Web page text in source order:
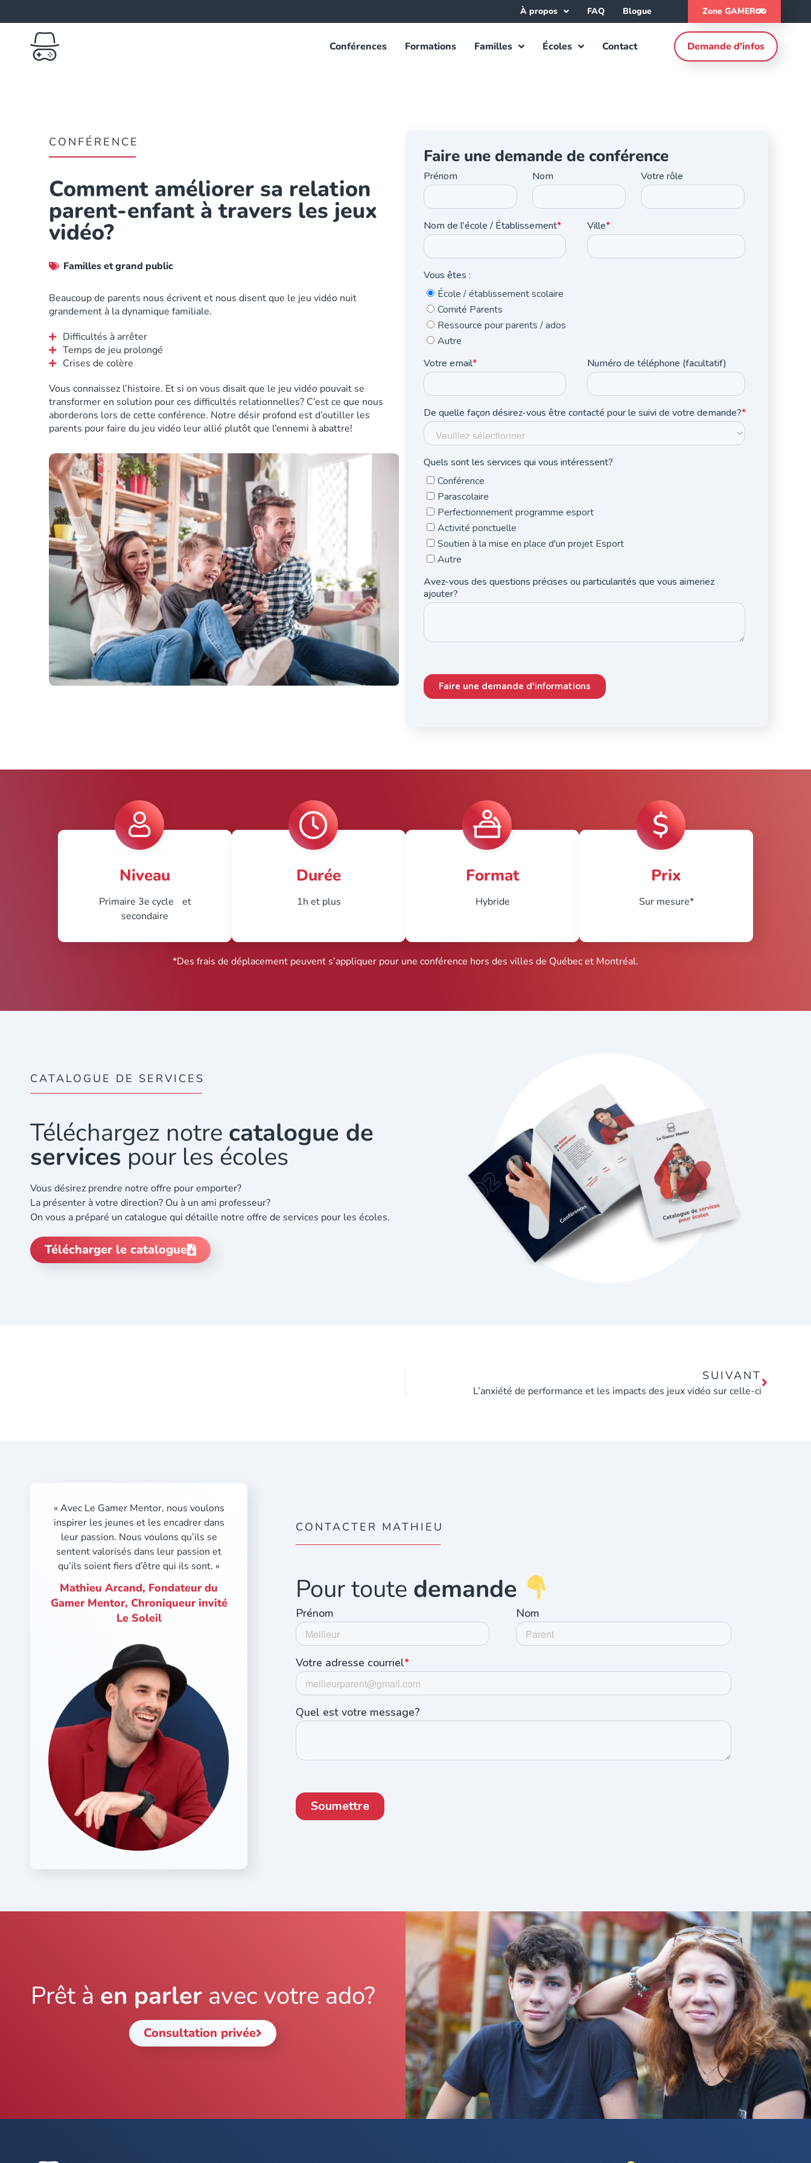
À propos FAQ Blogue Zone GAMER
Conférences Formations Familles Écoles Contact Demande d'infos
CONFÉRENCE
Comment améliorer sa relation
parent-enfant à travers les jeux
vidéo?
Familles et grand public
Beaucoup de parents nous écrivent et nous disent que le jeu vidéo nuit
grandement à la dynamique familiale.
Difficultés à arrêter
Temps de jeu prolongé
Crises de colère
Vous connaissez l’histoire. Et si on vous disait que le jeu vidéo pouvait se
transformer en solution pour ces difficultés relationnelles? C’est ce que nous
aborderons lors de cette conférence. Notre désir profond est d’outiller les
parents pour faire du jeu vidéo leur allié plutôt que l’ennemi à abattre!
Faire une demande de conférence
Niveau
Primaire 3e cycle et
secondaire
Durée
1h et plus
Format
Hybride
Prix
Sur mesure*
*Des frais de déplacement peuvent s’appliquer pour une conférence hors des villes de Québec et Montréal.
CATALOGUE DE SERVICES
Téléchargez notre catalogue de
services pour les écoles
Vous désirez prendre notre offre pour emporter?
La présenter à votre direction? Ou à un ami professeur?
On vous a préparé un catalogue qui détaille notre offre de services pour les écoles.
Télécharger le catalogue
SUIVANT
L’anxiété de performance et les impacts des jeux vidéo sur celle-ci
« Avec Le Gamer Mentor, nous voulons
inspirer les jeunes et les encadrer dans
leur passion. Nous voulons qu’ils se
sentent valorisés dans leur passion et
qu’ils soient fiers d’être qui ils sont. »
Mathieu Arcand, Fondateur du
Gamer Mentor, Chroniqueur invité
Le Soleil
CONTACTER MATHIEU
Pour toute demande
Prêt à en parleravec votre ado?
Consultation privée